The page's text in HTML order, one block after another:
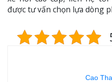
được tư vấn chọn lựa dòng
Cao